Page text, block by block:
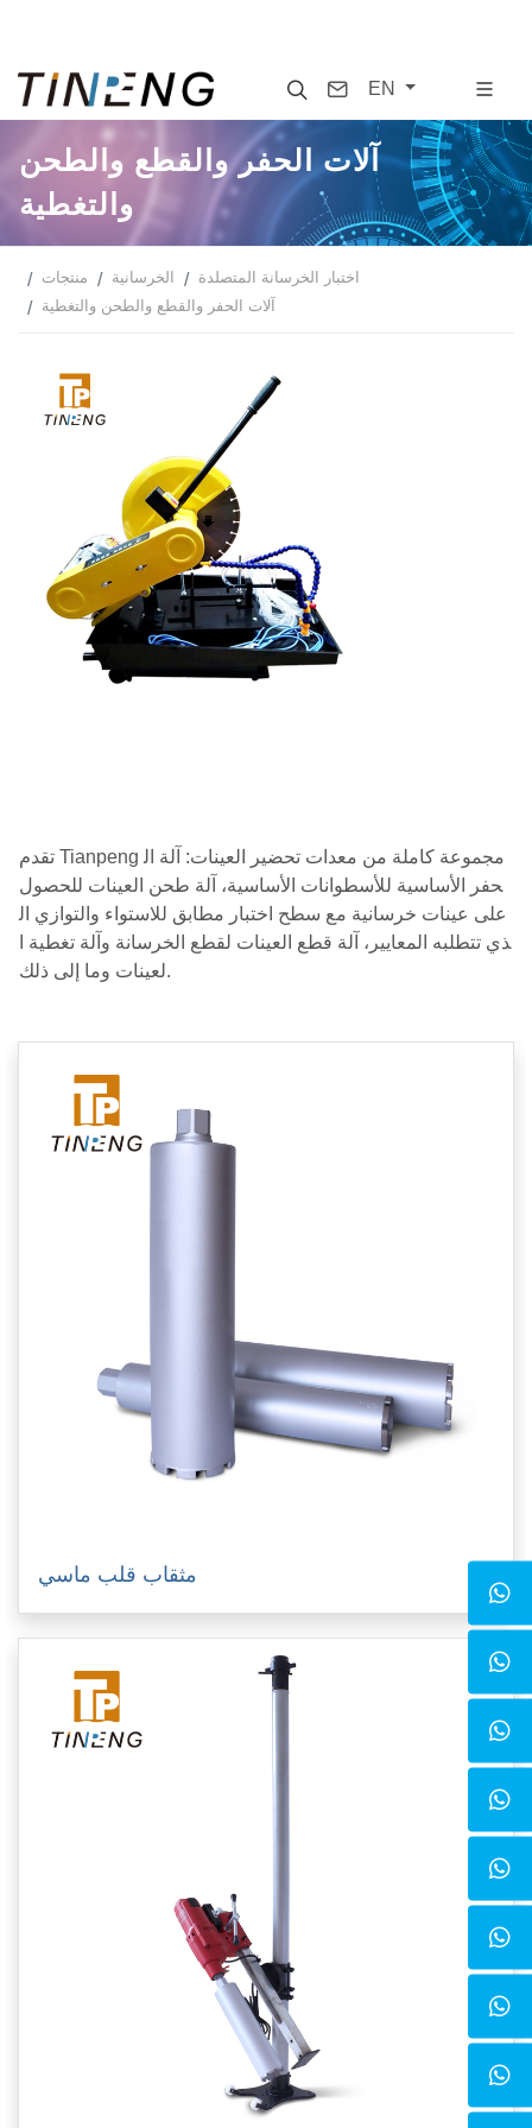
SearchContact
EN
آلات الحفر والقطع والطحن
والتغطية
منتجات الخرسانية
اختبار الخرسانة المتصلدة
آلات الحفر والقطع والطحن والتغطية
تقدم Tianpeng مجموعة كاملة من معدات تحضير العينات: آلة ال
حفر الأساسية للأسطوانات الأساسية، آلة طحن العينات للحصول
على عينات خرسانية مع سطح اختبار مطابق للاستواء والتوازي ال
ذي تتطلبه المعايير، آلة قطع العينات لقطع الخرسانة وآلة تغطية ا
لعينات وما إلى ذلك.
مثقاب قلب ماسي